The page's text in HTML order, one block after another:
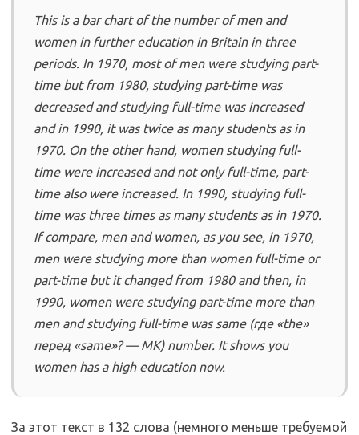
This is a bar chart of the number of men and
women in further education in Britain in three
periods. In 1970, most of men were studying part-
time but from 1980, studying part-time was
decreased and studying full-time was increased
and in 1990, it was twice as many students as in
1970. On the other hand, women studying full-
time were increased and not only full-time, part-
time also were increased. In 1990, studying full-
time was three times as many students as in 1970.
If compare, men and women, as you see, in 1970,
men were studying more than women full-time or
part-time but it changed from 1980 and then, in
1990, women were studying part-time more than
men and studying full-time was same (где «the»
перед «same»? — МК) number. It shows you
women has a high education now.
За этот текст в 132 слова (немного меньше требуемой